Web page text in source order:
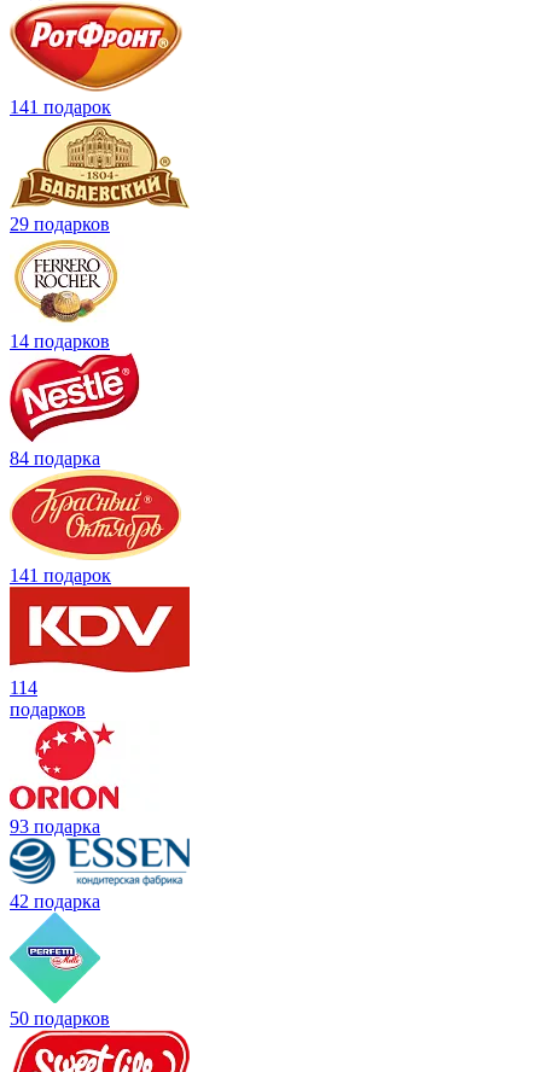
141 подарок
29 подарков
14 подарков
84 подарка
141 подарок
114
подарков
93 подарка
42 подарка
50 подарков